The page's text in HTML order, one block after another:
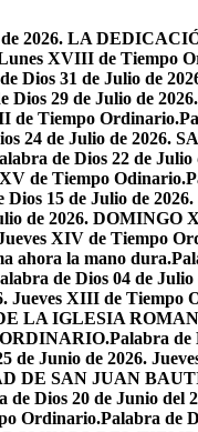
de 2026. LA
XVIII de Tiempo
Dios 31 de Julio de
Dios 29 de Julio de
de Tiempo Ordinario.
24 de Julio de 2026.
de Dios 22 de
de Tiempo Odinario.
Dios 15 de Julio de
de 2026.
XIV de Tiempo
ahora la mano dura.
de Dios 04 de
Jueves XIII de Tiempo
LA IGLESIA
Palabra de
de Junio de 2026.
DE SAN JUAN
de Dios 20 de Junio del
Ordinario.Palabra de